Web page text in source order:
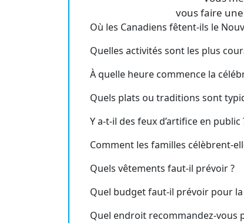
vous faire
Où les Canadiens fêtent-ils le
Quelles activités sont les plus
À quelle heure commence la
Quels plats ou traditions sont
Y a-t-il des feux d’artifice en public
Comment les familles célèbrent-
Quels vêtements faut-il prévoir ?
Quel budget faut-il prévoir pour la
Quel endroit recommandez-vous